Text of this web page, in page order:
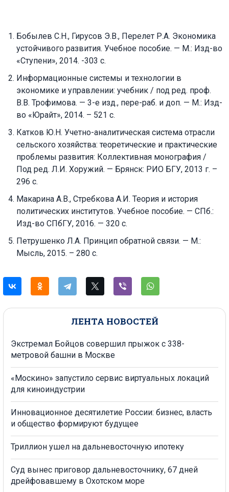
ЛЕНТА НОВОСТЕЙ
Экстремал Бойцов совершил прыжок с 338-
метровой башни в Москве
«Москино» запустило сервис виртуальных локаций
для киноиндустрии
Инновационное десятилетие России: бизнес, власть
и общество формируют будущее
Триллион ушел на дальневосточную ипотеку
Суд вынес приговор дальневосточнику, 67 дней
дрейфовавшему в Охотском море
Бобылев С.Н., Гирусов Э.В., Перелет Р.А. Экономика
устойчивого развития. Учебное пособие. — М.: Изд-во
«Ступени», 2014. -303 с.
Информационные системы и технологии в
экономике и управлении: учебник / под ред. проф.
В.В. Трофимова. — 3-е изд., пере-раб. и доп. — М.: Изд-
во «Юрайт», 2014. – 521 с.
Катков Ю.Н. Учетно-аналитическая система отрасли
сельского хозяйства: теоретические и практические
проблемы развития: Коллективная монография /
Под ред. Л.И. Хоружий. — Брянск: РИО БГУ, 2013 г. –
296 с.
Макарина А.В., Стребкова А.И. Теория и история
политических институтов. Учебное пособие. — СПб.:
Изд-во СПбГУ, 2016. — 320 с.
Петрушенко Л.А. Принцип обратной связи. — М.:
Мысль, 2015. – 280 с.